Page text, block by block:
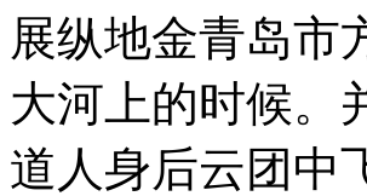
展纵地金青岛市
大河上的时候。
道人身后云团中